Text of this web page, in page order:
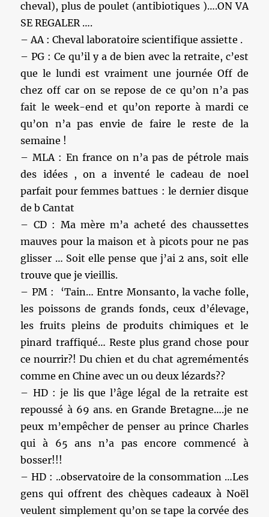
cheval), plus de poulet (antibiotiques )….ON VA
SE REGALER ….
– AA : Cheval laboratoire scientifique assiette .
– PG : Ce qu’il y a de bien avec la retraite, c’est
que le lundi est vraiment une journée Off de
chez off car on se repose de ce qu’on n’a pas
fait le week-end et qu’on reporte à mardi ce
qu’on n’a pas envie de faire le reste de la
semaine !
– MLA : En france on n’a pas de pétrole mais
des idées , on a inventé le cadeau de noel
parfait pour femmes battues : le dernier disque
de b Cantat
– CD : Ma mère m’a acheté des chaussettes
mauves pour la maison et à picots pour ne pas
glisser … Soit elle pense que j’ai 2 ans, soit elle
trouve que je vieillis.
– PM : ‘Tain… Entre Monsanto, la vache folle,
les poissons de grands fonds, ceux d’élevage,
les fruits pleins de produits chimiques et le
pinard traffiqué… Reste plus grand chose pour
ce nourrir?! Du chien et du chat agremémentés
comme en Chine avec un ou deux lézards??
– HD : je lis que l’âge légal de la retraite est
repoussé à 69 ans. en Grande Bretagne….je ne
peux m’empêcher de penser au prince Charles
qui à 65 ans n’a pas encore commencé à
bosser!!!
– HD : ..observatoire de la consommation …Les
gens qui offrent des chèques cadeaux à Noël
veulent simplement qu’on se tape la corvée des